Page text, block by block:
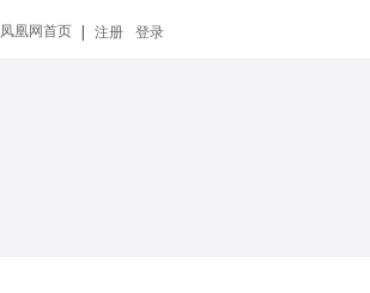
凤凰网首页 | 注册 登录